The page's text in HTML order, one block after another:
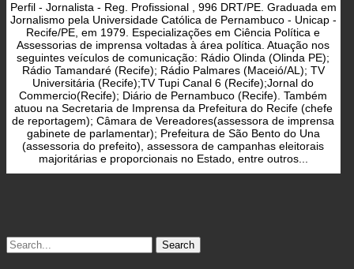
Perfil - Jornalista - Reg. Profissional , 996 DRT/PE. Graduada em
Jornalismo pela Universidade Católica de Pernambuco - Unicap -
Recife/PE, em 1979. Especializações em Ciência Política e
Assessorias de imprensa voltadas à área política. Atuação nos
seguintes veículos de comunicação: Rádio Olinda (Olinda PE);
Rádio Tamandaré (Recife); Rádio Palmares (Maceió/AL); TV
Universitária (Recife);TV Tupi Canal 6 (Recife);Jornal do
Commercio(Recife); Diário de Pernambuco (Recife). Também
atuou na Secretaria de Imprensa da Prefeitura do Recife (chefe
de reportagem); Câmara de Vereadores(assessora de imprensa
gabinete de parlamentar); Prefeitura de São Bento do Una
(assessoria do prefeito), assessora de campanhas eleitorais
majoritárias e proporcionais no Estado, entre outros...
Search
for: